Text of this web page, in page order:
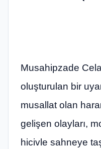
Musahipzade
oluşturulan bir
musallat olan
gelişen olayları,
hicivle sahneye